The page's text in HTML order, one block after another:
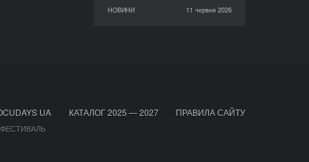
НОВИНИ 11 червня 2026
НОВИНИ
11 червня 2026
UA КАТАЛОГ 2025 — 2027 ПРАВИЛА САЙТУ